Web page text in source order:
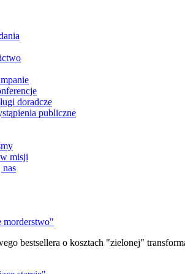
doradcze
publiczne
misji
nas
morderstwo"
bestsellera o kosztach "zielonej"